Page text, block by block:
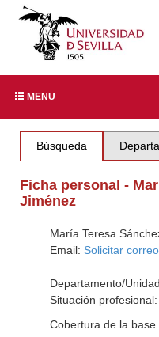
MENU
Búsqueda
Ficha personal -
Jiménez
María Teresa
Email: Solicitar correo
Departamento/
Situación
Cobertura de la base